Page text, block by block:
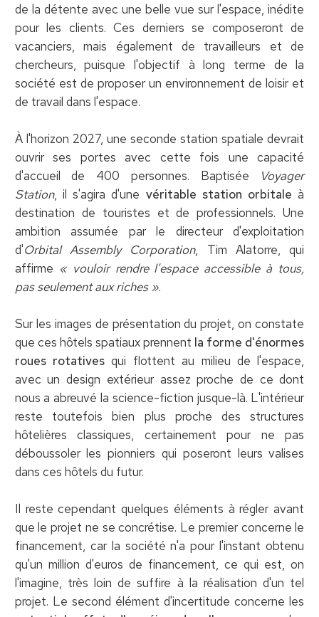
de la détente avec une belle vue sur l'espace, inédite
pour les clients. Ces derniers se composeront de
vacanciers, mais également de travailleurs et de
chercheurs, puisque l'objectif à long terme de la
société est de proposer un environnement de loisir et
de travail dans l'espace.
À l'horizon 2027, une seconde station spatiale devrait
ouvrir ses portes avec cette fois une capacité
d'accueil de 400 personnes. Baptisée
Voyager
Station, il s'agira d'une véritable station orbitale à
destination de touristes et de professionnels. Une
ambition assumée par le directeur d'exploitation
d'Orbital Assembly Corporation, Tim Alatorre, qui
affirme « vouloir rendre l'espace accessible à tous,
pas seulement aux riches ».
Sur les images de présentation du projet, on constate
que ces hôtels spatiaux prennent la forme d'énormes
roues rotatives qui flottent au milieu de l'espace,
avec un design extérieur assez proche de ce dont
nous a abreuvé la science-fiction jusque-là. L'intérieur
reste toutefois bien plus proche des structures
hôtelières classiques, certainement pour ne pas
déboussoler les pionniers qui poseront leurs valises
dans ces hôtels du futur.
Il reste cependant quelques éléments à régler avant
que le projet ne se concrétise. Le premier concerne le
financement, car la société n'a pour l'instant obtenu
qu'un million d'euros de financement, ce qui est, on
l'imagine, très loin de suffire à la réalisation d'un tel
projet. Le second élément d'incertitude concerne les